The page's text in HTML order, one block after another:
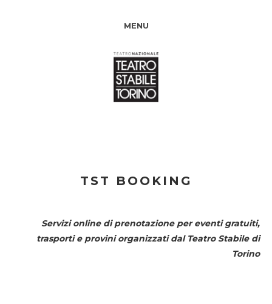
MENU
TST BOOKING
Servizi online di prenotazione per eventi gratuiti,
trasporti e provini organizzati dal Teatro Stabile di
Torino